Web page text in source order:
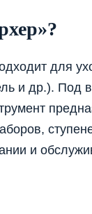
для
и др.).
и